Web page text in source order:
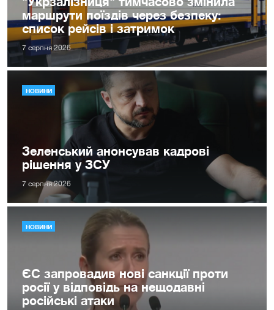
маршрути поїздів через безпеку:
список рейсів і затримок
7 серпня 2026
НОВИНИ
Зеленський анонсував кадрові
рішення у ЗСУ
7 серпня 2026
НОВИНИ
ЄС запровадив нові санкції проти
росії у відповідь на нещодавні
російські атаки